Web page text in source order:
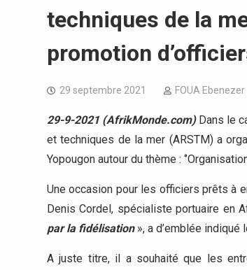
techniques de la
promotion
29 septembre 2021 FOUA Ebenezer
29-9-2021 (AfrikMonde.com)Dans le
et techniques de la mer (ARSTM) a
Yopougon autour du thème :
Une occasion pour les officiers prêts à
Denis Cordel, spécialiste portuaire en
par la fidélisation», a d’emblée indiqué
A juste titre, il a souhaité que les